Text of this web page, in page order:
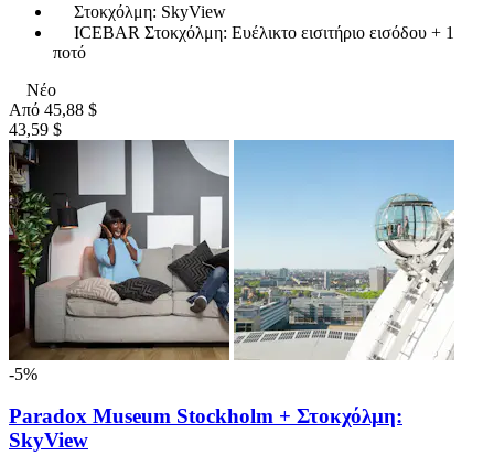
Στοκχόλμη: SkyView
ICEBAR Στοκχόλμη: Ευέλικτο εισιτήριο εισόδου + 1
ποτό
Νέο
Από 45,88 $
43,59 $
-5%
Paradox Museum Stockholm + Στοκχόλμη:
SkyView